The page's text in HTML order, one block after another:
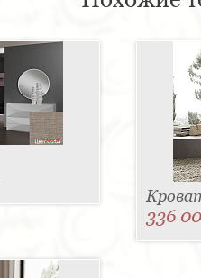
336